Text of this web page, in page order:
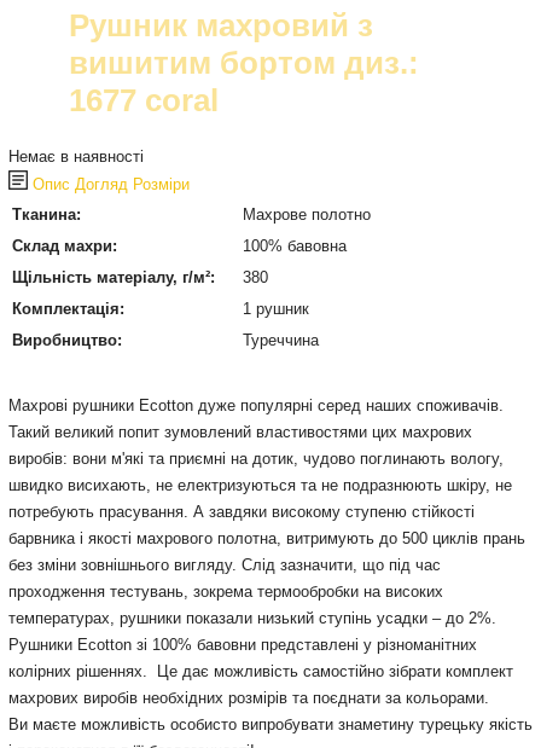
Рушник махровий з
вишитим бортом диз.:
1677 coral
Немає в наявності
Опис Догляд Розміри
Тканина:
Махрове полотно
Склад махри:
100% бавовна
Щільність матеріалу, г/м²:
380
Комплектація:
1 рушник
Виробництво:
Туреччина
Махрові рушники Ecotton дуже популярні серед наших споживачів.
Такий великий попит зумовлений властивостями цих махрових
виробів: вони м'які та приємні на дотик, чудово поглинають вологу,
швидко висихають, не електризуються та не подразнюють шкіру, не
потребують прасування. А завдяки високому ступеню стійкості
барвника і якості махрового полотна, витримують до 500 циклів прань
без зміни зовнішнього вигляду. Слід зазначити, що під час
проходження тестувань, зокрема термообробки на високих
температурах, рушники показали низький ступінь усадки – до 2%.
Рушники Ecotton зі 100% бавовни представлені у різноманітних
колірних рішеннях. Це дає можливість самостійно зібрати комплект
махрових виробів необхідних розмірів та поєднати за кольорами.
Ви маєте можливість особисто випробувати знаметину турецьку якість